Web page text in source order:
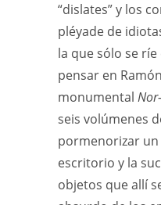
“dislates” y los
pléyade de
la que sólo se
pensar en
monumental
seis volúmenes
pormenorizar un
escritorio y la
objetos que allí